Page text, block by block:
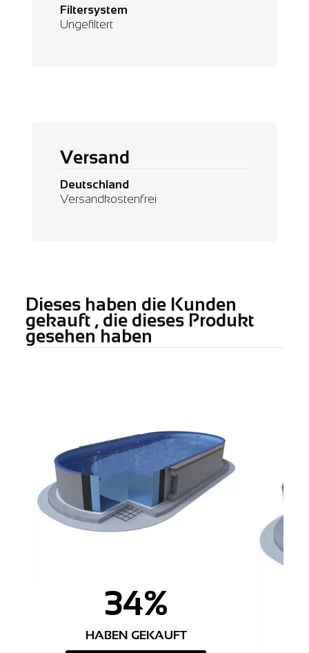
Filtersystem
Ungefiltert
Versand
Deutschland
Versandkostenfrei
Dieses haben die Kunden
gekauft , die dieses Produkt
gesehen haben
34%
HABEN GEKAUFT